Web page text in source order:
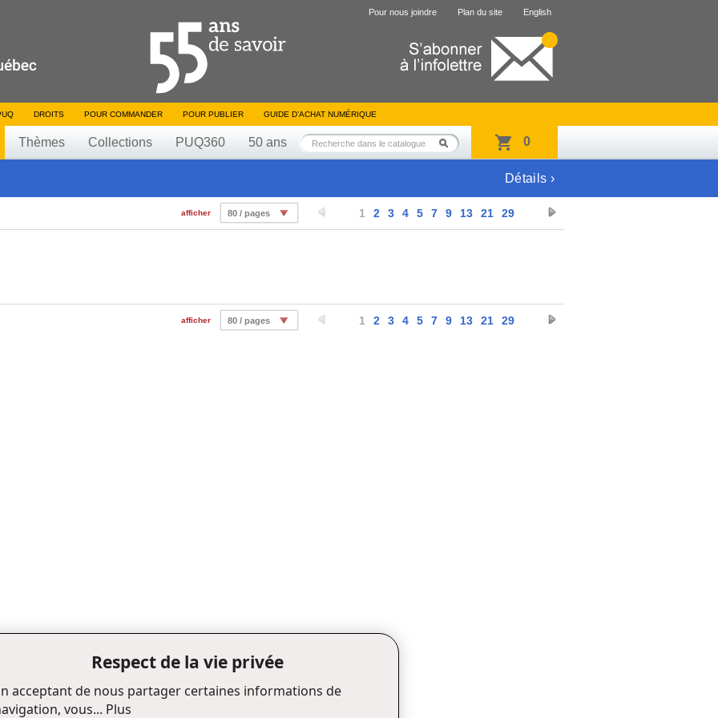
Pour nous joindre Plan du site English
DROITS POUR COMMANDER POUR PUBLIER GUIDE D’ACHAT NUMÉRIQUE
Thèmes Collections PUQ360 50 ans 0
Détails ›
1 2 3 4 5 7 9 13 21 29
afficher 80 / pages
1 2 3 4 5 7 9 13 21 29
afficher 80 / pages
Respect de la vie privée
acceptant de nous partager certaines informations de
vous... Plus